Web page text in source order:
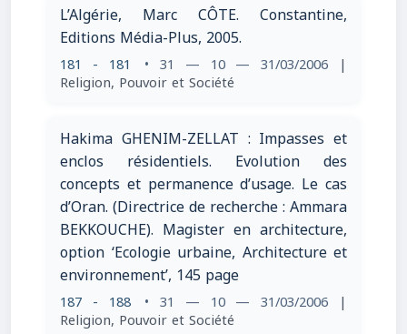
L’Algérie, Marc CÔTE. Constantine,
Editions Média-Plus, 2005.
181 - 181 • 31 — 10 — 31/03/2006 |
Religion, Pouvoir et Société
Hakima GHENIM-ZELLAT : Impasses et
enclos résidentiels. Evolution des
concepts et permanence d’usage. Le cas
d’Oran. (Directrice de recherche : Ammara
BEKKOUCHE). Magister en architecture,
option ‘Ecologie urbaine, Architecture et
environnement’, 145 page
187 - 188 • 31 — 10 — 31/03/2006 |
Religion, Pouvoir et Société